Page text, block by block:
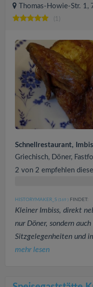
Thomas-Howie-Str.
(1)
Schnellrestaurant,
Griechisch, Döner,
2 von 2 empfehlen
HISTORYMAKER_S (169 ) FINDET:
Kleiner Imbiss, direkt
nur Döner, sondern
Sitzgelegenheiten und
mehr lesen